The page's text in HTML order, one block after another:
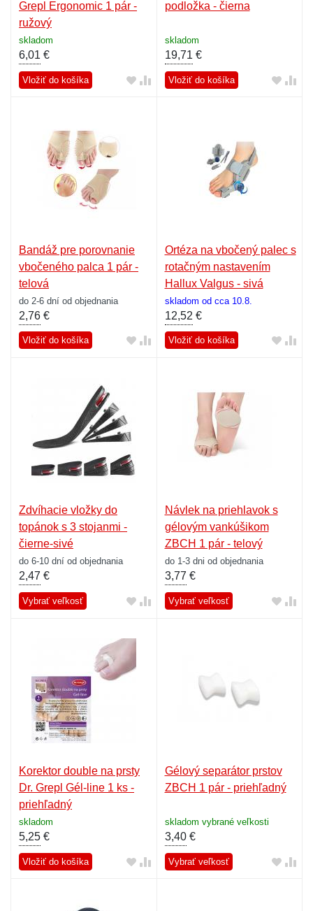
Grepl Ergonomic 1 pár -
ružový
skladom
6,01 €
Vložiť do košíka
podložka - čierna
skladom
19,71 €
Vložiť do košíka
Bandáž pre porovnanie
vbočeného palca 1 pár -
telová
do 2-6 dní od objednania
2,76 €
Vložiť do košíka
Ortéza na vbočený palec s
rotačným nastavením
Hallux Valgus - sivá
skladom od cca 10.8.
12,52 €
Vložiť do košíka
Zdvíhacie vložky do
topánok s 3 stojanmi -
čierne-sivé
do 6-10 dní od objednania
2,47 €
Vybrať veľkosť
Návlek na priehlavok s
gélovým vankúšikom
ZBCH 1 pár - telový
do 1-3 dni od objednania
3,77 €
Vybrať veľkosť
Korektor double na prsty
Dr. Grepl Gél-line 1 ks -
priehľadný
skladom
5,25 €
Vložiť do košíka
Gélový separátor prstov
ZBCH 1 pár - priehľadný
skladom vybrané veľkosti
3,40€
Vybrať veľkosť